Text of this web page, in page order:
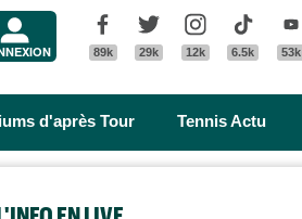
Facebook
89k
Twitter
29k
Instagram
12k
Tik Tok
6.5k 53k
d'après Tour Tennis Actu